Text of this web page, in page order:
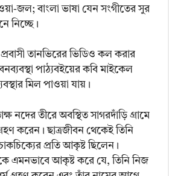
জল; বাংলা ভাষা যেন সংগীতের সুর
নিচ্ছে।
তানভিরের ভিডিও কল করার
পাঠ্যবইয়ের কবি মাইকেল
মিল পাওয়া যায়।
নদের তীরে অবস্থিত সাগরদাঁড়ি গ্রামে
করেন। ছাত্রজীবন থেকেই তিনি
প্রতি আকৃষ্ট ছিলেন।
এমনভাবে আকৃষ্ট করে যে, তিনি নিজ